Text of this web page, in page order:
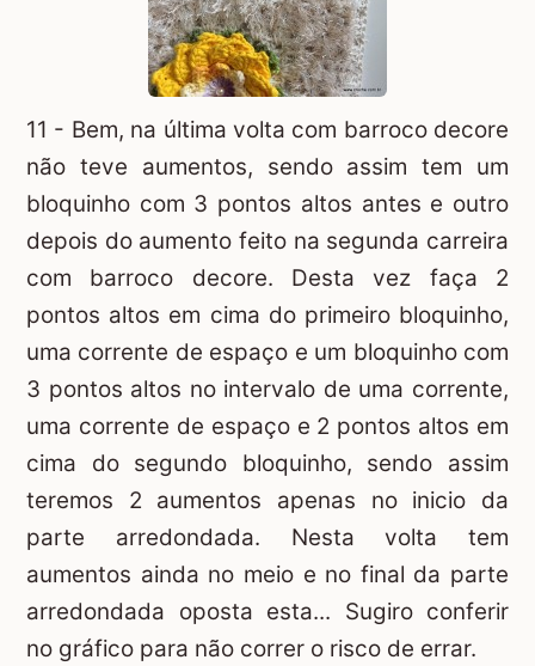
11 - Bem, na última volta com barroco decore
não teve aumentos, sendo assim tem um
bloquinho com 3 pontos altos antes e outro
depois do aumento feito na segunda carreira
com barroco decore. Desta vez faça 2
pontos altos em cima do primeiro bloquinho,
uma corrente de espaço e um bloquinho com
3 pontos altos no intervalo de uma corrente,
uma corrente de espaço e 2 pontos altos em
cima do segundo bloquinho, sendo assim
teremos 2 aumentos apenas no inicio da
parte arredondada. Nesta volta tem
aumentos ainda no meio e no final da parte
arredondada oposta esta... Sugiro conferir
no gráfico para não correr o risco de errar.